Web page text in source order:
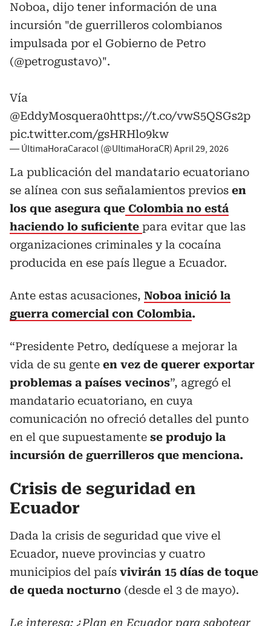
Noboa, dijo tener información de una
incursión "de guerrilleros colombianos
impulsada por el Gobierno de Petro
(@petrogustavo)".
Vía
@EddyMosquera0https://t.co/vwS5QSGs2p
pic.twitter.com/gsHRHlo9kw
— ÚltimaHoraCaracol (@UltimaHoraCR) April 29, 2026
La publicación del mandatario ecuatoriano
se alínea con sus señalamientos previos en
los que asegura que Colombia no está
haciendo lo suficiente para evitar que las
organizaciones criminales y la cocaína
producida en ese país llegue a Ecuador.
Ante estas acusaciones, Noboa inició la
guerra comercial con Colombia.
“Presidente Petro, dedíquese a mejorar la
vida de su gente en vez de querer exportar
problemas a países vecinos”, agregó el
mandatario ecuatoriano, en cuya
comunicación no ofreció detalles del punto
en el que supuestamente se produjo la
incursión de guerrilleros que menciona.
Crisis de seguridad en
Ecuador
Dada la crisis de seguridad que vive el
Ecuador, nueve provincias y cuatro
municipios del país vivirán 15 días de toque
de queda nocturno (desde el 3 de mayo).
Le interesa: ¿Plan en Ecuador para sabotear